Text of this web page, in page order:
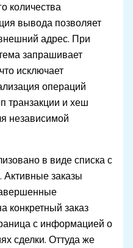
количества
вывода позволяет
адрес. При
запрашивает
исключает
операций
транзакции и хеш
независимой
в виде списка с
Активные заказы
конкретный заказ
с информацией о
сделки. Оттуда же